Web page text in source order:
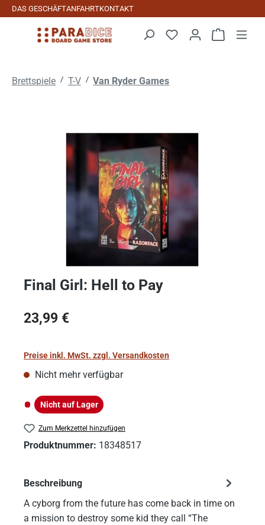
Zum Hauptinhalt springen
DAS GESCHÄFTANFAHRTKONTAKT
Brettspiele / T-V / Van Ryder Games
Bildergalerie überspringen
Final Girl: Hell to Pay
Regulärer Preis:
23,99 €
Preise inkl. MwSt. zzgl. Versandkosten
Nicht mehr verfügbar
Nicht auf Lager
Nicht auf Lager
Zum Merkzettel hinzufügen
Produktnummer: 18348517
Beschreibung
A cyborg from the future has come back in time on
a mission to destroy some kid they call “The